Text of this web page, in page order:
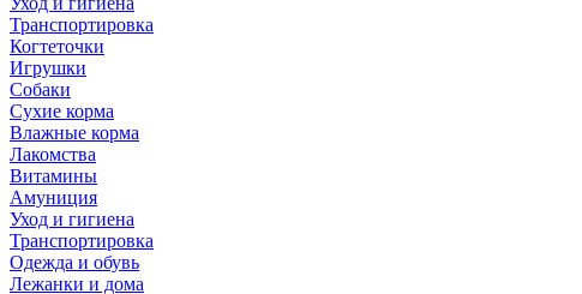
Транспортировка
Когтеточки
Игрушки
Собаки
Сухие корма
Влажные корма
Лакомства
Витамины
Амуниция
Уход и гигиена
Транспортировка
Одежда и обувь
Лежанки и дома